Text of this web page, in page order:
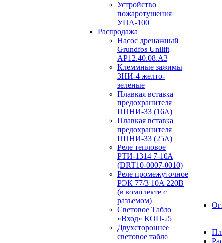
Устройство
пожаротушения
УПА-100
Распродажа
Насос дренажный
Grundfos Unilift
АP12.40.08.A3
Клеммные зажимы
ЗНИ-4 желто-
зеленые
Плавкая вставка
предохранителя
ППНИ-33 (16А)
Плавкая вставка
предохранителя
ППНИ-33 (25А)
Реле тепловое
РТИ-1314 7-10А
(DRT10-0007-0010)
Реле промежуточное
РЭК 77/3 10А 220В
(в комплекте с
разъемом)
Световое Табло
«Вход» КОП-25
Двухстороннее
световое табло